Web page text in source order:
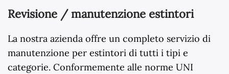
Revisione / manutenzione estintori
La nostra azienda offre un completo servizio di
manutenzione per estintori di tutti i tipi e
categorie. Conformemente alle norme UNI